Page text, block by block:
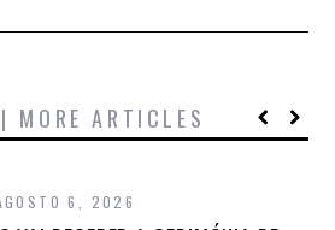
MORE ARTICLES
6, 2026